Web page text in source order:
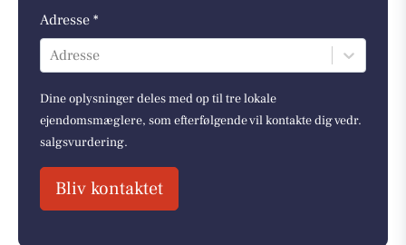
Adresse *
Adresse
Dine oplysninger deles med op til tre lokale
ejendomsmæglere, som efterfølgende vil kontakte dig vedr.
salgsvurdering.
Bliv kontaktet